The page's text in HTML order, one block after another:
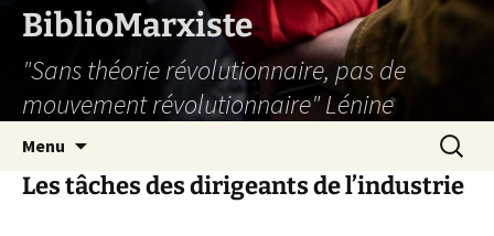
Aller
contenu
BiblioMarxiste
"Sans théorie révolutionnaire, pas de
mouvement révolutionnaire" Lénine
Menu
Les tâches des dirigeants de l’industrie